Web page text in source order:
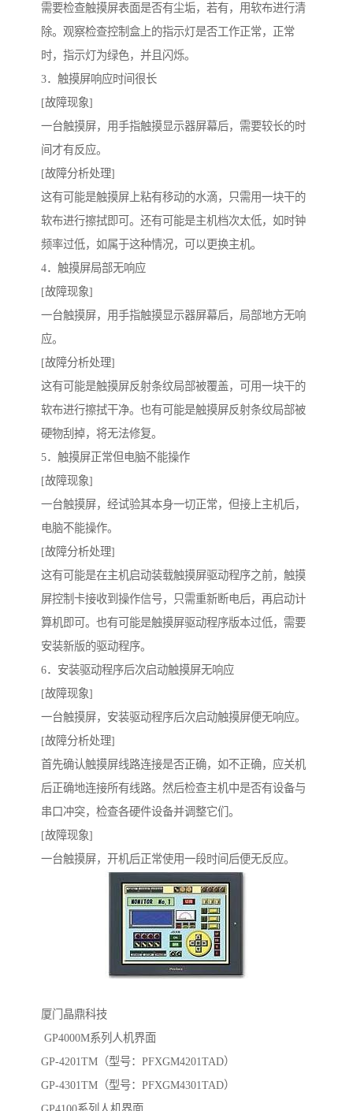
需要检查触摸屏表面是否有尘垢，若有，用软布进行清
除。观察检查控制盒上的指示灯是否工作正常，正常
时，指示灯为绿色，并且闪烁。
3．触摸屏响应时间很长
[故障现象]
一台触摸屏，用手指触摸显示器屏幕后，需要较长的时
间才有反应。
[故障分析处理]
这有可能是触摸屏上粘有移动的水滴，只需用一块干的
软布进行擦拭即可。还有可能是主机档次太低，如时钟
频率过低，如属于这种情况，可以更换主机。
4．触摸屏局部无响应
[故障现象]
一台触摸屏，用手指触摸显示器屏幕后，局部地方无响
应。
[故障分析处理]
这有可能是触摸屏反射条纹局部被覆盖，可用一块干的
软布进行擦拭干净。也有可能是触摸屏反射条纹局部被
硬物刮掉，将无法修复。
5．触摸屏正常但电脑不能操作
[故障现象]
一台触摸屏，经试验其本身一切正常，但接上主机后，
电脑不能操作。
[故障分析处理]
这有可能是在主机启动装载触摸屏驱动程序之前，触摸
屏控制卡接收到操作信号，只需重新断电后，再启动计
算机即可。也有可能是触摸屏驱动程序版本过低，需要
安装新版的驱动程序。
6．安装驱动程序后次启动触摸屏无响应
[故障现象]
一台触摸屏，安装驱动程序后次启动触摸屏便无响应。
[故障分析处理]
首先确认触摸屏线路连接是否正确，如不正确，应关机
后正确地连接所有线路。然后检查主机中是否有设备与
串口冲突，检查各硬件设备并调整它们。
[故障现象]
一台触摸屏，开机后正常使用一段时间后便无反应。
厦门晶鼎科技
GP4000M系列人机界面
GP-4201TM（型号：PFXGM4201TAD）
GP-4301TM（型号：PFXGM4301TAD）